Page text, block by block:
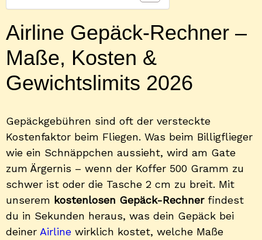
Airline Gepäck-Rechner –
Maße, Kosten &
Gewichtslimits 2026
Gepäckgebühren sind oft der versteckte
Kostenfaktor beim Fliegen. Was beim Billigflieger
wie ein Schnäppchen aussieht, wird am Gate
zum Ärgernis – wenn der Koffer 500 Gramm zu
schwer ist oder die Tasche 2 cm zu breit. Mit
unserem kostenlosen Gepäck-Rechnerfindest
du in Sekunden heraus, was dein Gepäck bei
deiner Airline wirklich kostet, welche Maße